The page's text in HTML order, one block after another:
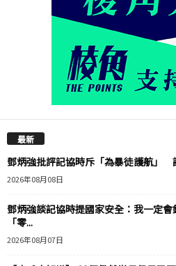
最新
鄧炳強批評記協時斥「為暴徒護航」
2026年08月08日
鄧炳強談記協時提國家安全：我一定
「零...
2026年08月07日